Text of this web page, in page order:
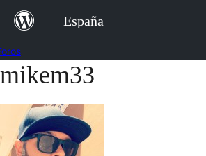
Saltar
contenido
España
Saltar
contenido
mikem33